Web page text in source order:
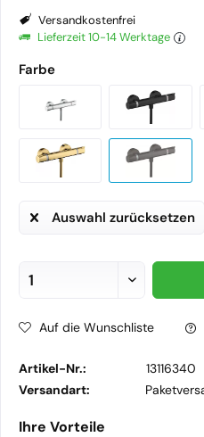
Versandkostenfrei
Lieferzeit 10-14 Werktage
Farbe
Auswahl zurücksetzen
Auf die Wunschliste
Artikel-Nr.:
13116340
Versandart:
Ihre Vorteile